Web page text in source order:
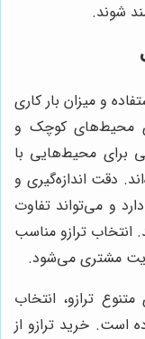
شوند.
و میزان بار کاری
محیط‌های کوچک و
برای محیط‌هایی با
دقت اندازه‌گیری و
و می‌تواند تفاوت
انتخاب ترازو مناسب
مشتری می‌شود.
ترازو، انتخاب
است. خرید ترازو از